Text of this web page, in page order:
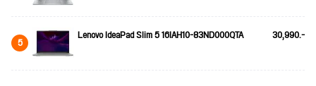
5 Lenovo IdeaPad Slim 5 16IAH10-83ND000QTA 30,990.-